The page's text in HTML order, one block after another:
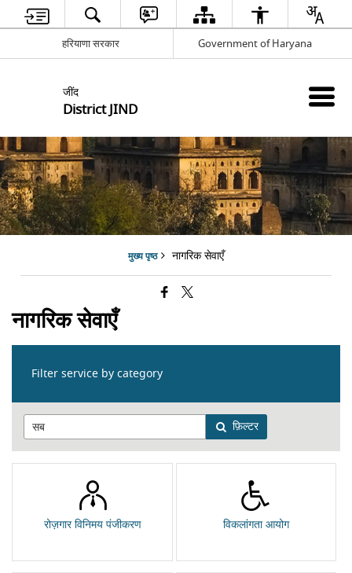
हरियाणा सरकार Government of Haryana
जींद
District JIND
मुख्य पृष्ठ नागरिक सेवाएँ
नागरिक सेवाएँ
Filter service by category
फ़िल्टर
रोज़गार विनिमय पंजीकरण विकलांगता आयोग